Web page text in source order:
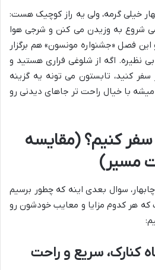
خیلی گرمه، ولی یه راز کوچیک هست:
شروع به وزیدن می کنن و شرجی هوا
این فصل «جشنواره مونسون» هم برگزار
نظیره. اگه از شلوغی فراری هستید و
کنید، تابستون می تونه یه گزینه
با خیال راحت تر جاهای دیدنی رو
سفر کنیم؟ (مقایسه
مسیر)
سوال بعدی اینه که چطور برسیم
هر کدوم مزایا و معایب خودشون رو
کنارک، سریع و راحت